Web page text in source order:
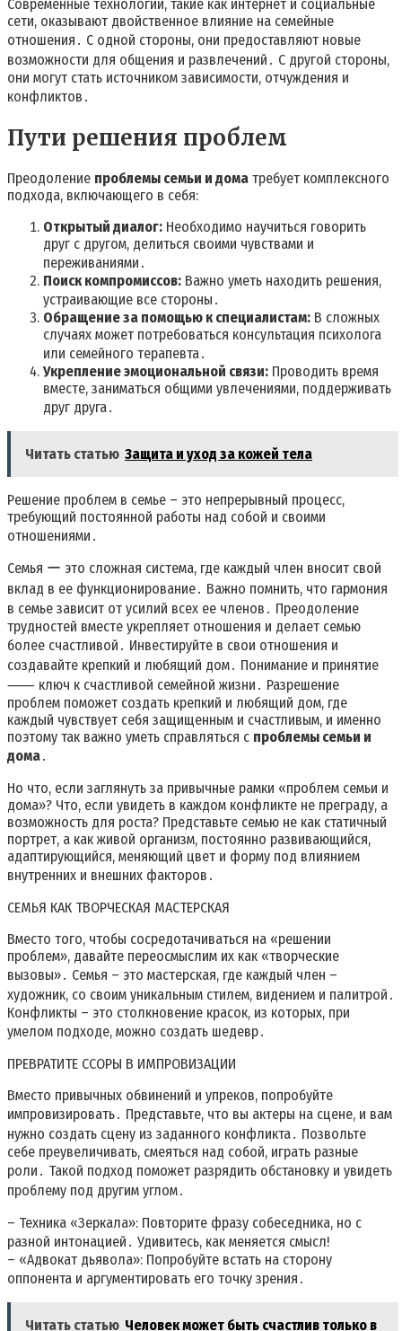
Современные технологии, такие как интернет и социальные
сети, оказывают двойственное влияние на семейные
отношения․ С одной стороны, они предоставляют новые
возможности для общения и развлечений․ С другой стороны,
они могут стать источником зависимости, отчуждения и
конфликтов․
Пути решения проблем
Преодоление проблемы семьи и дома требует комплексного
подхода, включающего в себя:
Открытый диалог: Необходимо научиться говорить
друг с другом, делиться своими чувствами и
переживаниями․
Поиск компромиссов: Важно уметь находить решения,
устраивающие все стороны․
Обращение за помощью к специалистам: В сложных
случаях может потребоваться консультация психолога
или семейного терапевта․
Укрепление эмоциональной связи: Проводить время
вместе, заниматься общими увлечениями, поддерживать
друг друга․
Читать статью Защита и уход за кожей тела
Решение проблем в семье – это непрерывный процесс,
требующий постоянной работы над собой и своими
отношениями․
Семья ー это сложная система, где каждый член вносит свой
вклад в ее функционирование․ Важно помнить, что гармония
в семье зависит от усилий всех ее членов․ Преодоление
трудностей вместе укрепляет отношения и делает семью
более счастливой․ Инвестируйте в свои отношения и
создавайте крепкий и любящий дом․ Понимание и принятие
⸺ ключ к счастливой семейной жизни․ Разрешение
проблем поможет создать крепкий и любящий дом, где
каждый чувствует себя защищенным и счастливым, и именно
поэтому так важно уметь справляться с проблемы семьи и
дома․
Но что, если заглянуть за привычные рамки «проблем семьи и
дома»? Что, если увидеть в каждом конфликте не преграду, а
возможность для роста? Представьте семью не как статичный
портрет, а как живой организм, постоянно развивающийся,
адаптирующийся, меняющий цвет и форму под влиянием
внутренних и внешних факторов․
СЕМЬЯ КАК ТВОРЧЕСКАЯ МАСТЕРСКАЯ
Вместо того, чтобы сосредотачиваться на «решении
проблем», давайте переосмыслим их как «творческие
вызовы»․ Семья – это мастерская, где каждый член –
художник, со своим уникальным стилем, видением и палитрой․
Конфликты – это столкновение красок, из которых, при
умелом подходе, можно создать шедевр․
ПРЕВРАТИТЕ ССОРЫ В ИМПРОВИЗАЦИИ
Вместо привычных обвинений и упреков, попробуйте
импровизировать․ Представьте, что вы актеры на сцене, и вам
нужно создать сцену из заданного конфликта․ Позвольте
себе преувеличивать, смеяться над собой, играть разные
роли․ Такой подход поможет разрядить обстановку и увидеть
проблему под другим углом․
– Техника «Зеркала»: Повторите фразу собеседника, но с
разной интонацией․ Удивитесь, как меняется смысл!
– «Адвокат дьявола»: Попробуйте встать на сторону
оппонента и аргументировать его точку зрения․
Читать статью Человек может быть счастлив только в